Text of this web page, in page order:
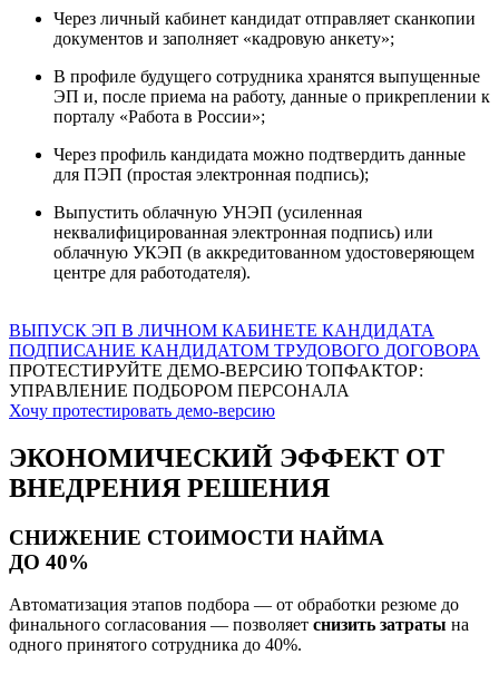
Через личный кабинет кандидат отправляет сканкопии
документов и заполняет «кадровую анкету»;
В профиле будущего сотрудника хранятся выпущенные
ЭП и, после приема на работу, данные о прикреплении к
порталу «Работа в России»;
Через профиль кандидата можно подтвердить данные
для ПЭП (простая электронная подпись);
Выпустить облачную УНЭП (усиленная
неквалифицированная электронная подпись) или
облачную УКЭП (в аккредитованном удостоверяющем
центре для работодателя).
ВЫПУСК ЭП В ЛИЧНОМ КАБИНЕТЕ КАНДИДАТА
ПОДПИСАНИЕ КАНДИДАТОМ ТРУДОВОГО ДОГОВОРА
ПРОТЕСТИРУЙТЕ ДЕМО-ВЕРСИЮ ТОПФАКТОР:
УПРАВЛЕНИЕ ПОДБОРОМ ПЕРСОНАЛА
Хочу протестировать демо-версию
ЭКОНОМИЧЕСКИЙ ЭФФЕКТ ОТ
ВНЕДРЕНИЯ РЕШЕНИЯ
СНИЖЕНИЕ СТОИМОСТИ НАЙМА
ДО 40%
Автоматизация этапов подбора — от обработки резюме до
финального согласования — позволяет снизить затраты на
одного принятого сотрудника до 40%.